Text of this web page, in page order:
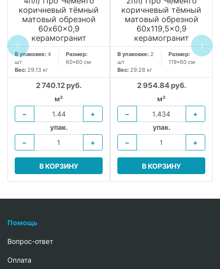
коричневый тёмный
матовый обрезной
60x60x0,9
керамогранит
В упаковке: 4
шт
Размер:
60*60 см
Вес: 29.13 кг
2 740.12 руб.
м²
−
+
упак.
−
+
В КОРЗИНУ
коричневый тёмный
матовый обрезной
60x119,5x0,9
керамогранит
В упаковке: 2
шт
Размер:
119*60 см
Вес: 29.28 кг
2 954.84 руб.
м²
−
+
упак.
−
+
В КОРЗИНУ
Помощь
Вопрос-ответ
Oплата